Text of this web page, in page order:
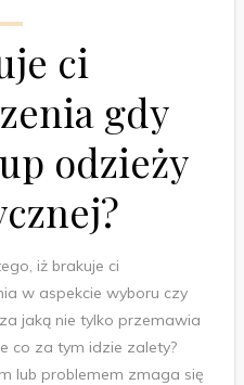
ci
gdy
odzieży
iż brakuje ci
w aspekcie wyboru czy
jaką nie tylko przemawia
co za tym idzie zalety?
lub problemem zmaga się